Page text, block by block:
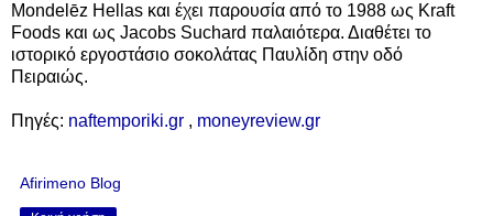
Mondelēz Hellas και έχει παρουσία από το 1988 ως Kraft
Foods και ως Jacobs Suchard παλαιότερα. Διαθέτει το
ιστορικό εργοστάσιο σοκολάτας Παυλίδη στην οδό
Πειραιώς.
Πηγές: naftemporiki.gr , moneyreview.gr
Afirimeno Blog